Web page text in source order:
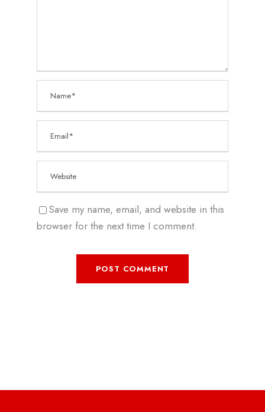
Save my name, email, and website in this
browser for the next time I comment.